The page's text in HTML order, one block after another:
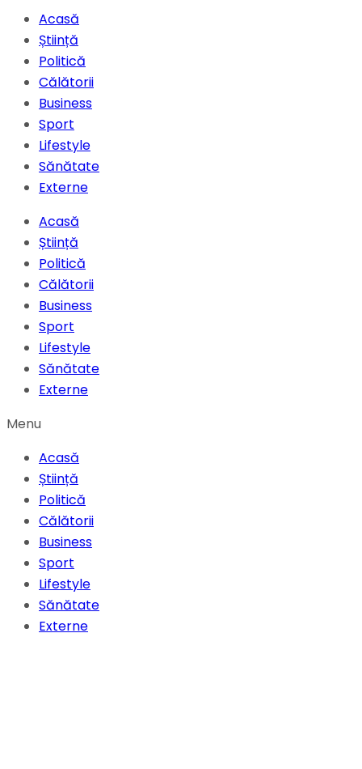
Acasă
Știință
Politică
Călătorii
Business
Sport
Lifestyle
Sănătate
Externe
Acasă
Știință
Politică
Călătorii
Business
Sport
Lifestyle
Sănătate
Externe
Menu
Acasă
Știință
Politică
Călătorii
Business
Sport
Lifestyle
Sănătate
Externe